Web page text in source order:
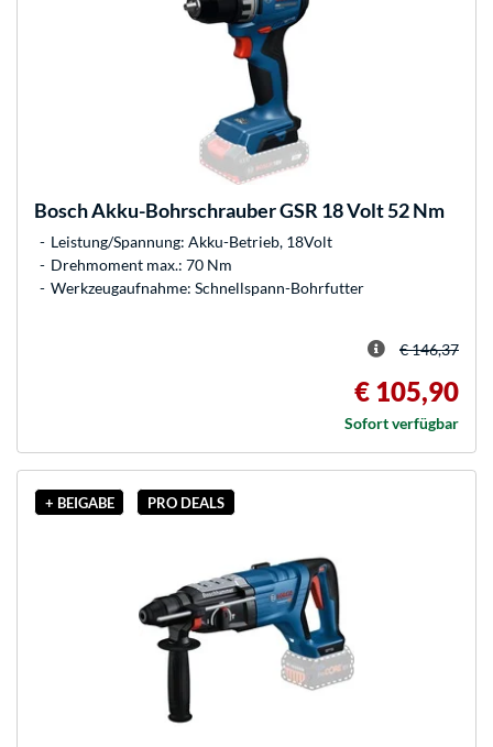
BoschAkku-Bohrschrauber GSR 18 Volt 52 Nm
Leistung/Spannung: Akku-Betrieb, 18Volt
Drehmoment max.: 70 Nm
Werkzeugaufnahme: Schnellspann-Bohrfutter
€ 146,37
€ 105,90
Sofort verfügbar
+ BEIGABE PRO DEALS